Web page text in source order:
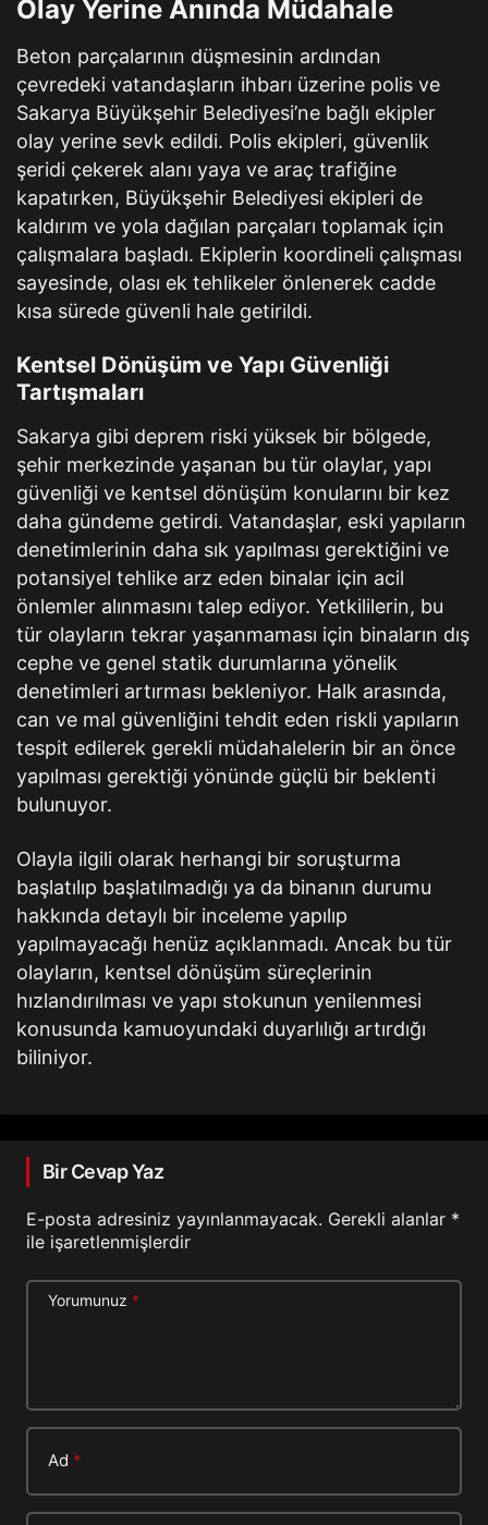
Olay Yerine Anında Müdahale
Beton parçalarının düşmesinin ardından
çevredeki vatandaşların ihbarı üzerine polis ve
Sakarya Büyükşehir Belediyesi’ne bağlı ekipler
olay yerine sevk edildi. Polis ekipleri, güvenlik
şeridi çekerek alanı yaya ve araç trafiğine
kapatırken, Büyükşehir Belediyesi ekipleri de
kaldırım ve yola dağılan parçaları toplamak için
çalışmalara başladı. Ekiplerin koordineli çalışması
sayesinde, olası ek tehlikeler önlenerek cadde
kısa sürede güvenli hale getirildi.
Kentsel Dönüşüm ve Yapı Güvenliği
Tartışmaları
Sakarya gibi deprem riski yüksek bir bölgede,
şehir merkezinde yaşanan bu tür olaylar, yapı
güvenliği ve kentsel dönüşüm konularını bir kez
daha gündeme getirdi. Vatandaşlar, eski yapıların
denetimlerinin daha sık yapılması gerektiğini ve
potansiyel tehlike arz eden binalar için acil
önlemler alınmasını talep ediyor. Yetkililerin, bu
tür olayların tekrar yaşanmaması için binaların dış
cephe ve genel statik durumlarına yönelik
denetimleri artırması bekleniyor. Halk arasında,
can ve mal güvenliğini tehdit eden riskli yapıların
tespit edilerek gerekli müdahalelerin bir an önce
yapılması gerektiği yönünde güçlü bir beklenti
bulunuyor.
Olayla ilgili olarak herhangi bir soruşturma
başlatılıp başlatılmadığı ya da binanın durumu
hakkında detaylı bir inceleme yapılıp
yapılmayacağı henüz açıklanmadı. Ancak bu tür
olayların, kentsel dönüşüm süreçlerinin
hızlandırılması ve yapı stokunun yenilenmesi
konusunda kamuoyundaki duyarlılığı artırdığı
biliniyor.
Bir Cevap Yaz
E-posta adresiniz yayınlanmayacak. Gerekli alanlar *
ile işaretlenmişlerdir
Yorumunuz *
Ad *